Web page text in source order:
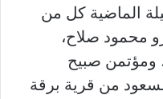
الماضية كل من
محمود صلاح،
صبيح
من قرية برقة